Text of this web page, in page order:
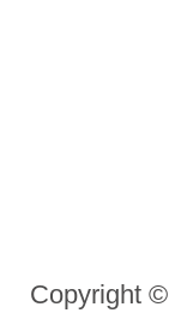
Copyright